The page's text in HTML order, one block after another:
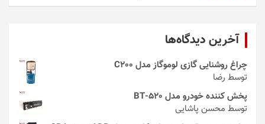
آخرین دیدگاه‌ها
چراغ روشنایی گازی لوموگاز مدل C200
توسط رضا
پخش کننده خودرو مدل 520-BT
توسط محسن پاشایی